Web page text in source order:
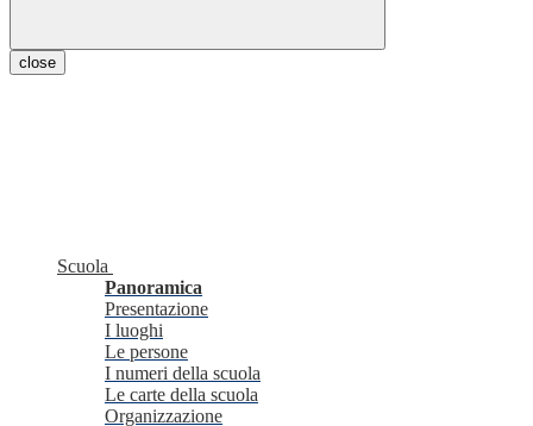
close
Scuola
Panoramica
Presentazione
I luoghi
Le persone
I numeri della scuola
Le carte della scuola
Organizzazione